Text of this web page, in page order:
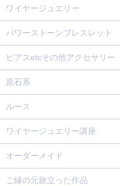
ワイヤージュエリー
パワーストーンブレスレット
ピアスetcその他アクセサリー
原石系
ルース
ワイヤージュエリー講座
オーダーメイド
ご縁の元旅立った作品